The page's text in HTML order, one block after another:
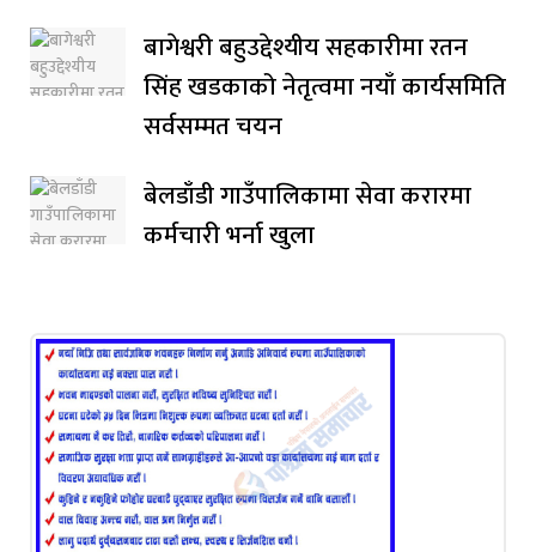
बागेश्वरी बहुउद्देश्यीय सहकारीमा रतन
सिंह खडकाको नेतृत्वमा नयाँ कार्यसमिति
सर्वसम्मत चयन
बेलडाँडी गाउँपालिकामा सेवा करारमा
कर्मचारी भर्ना खुला